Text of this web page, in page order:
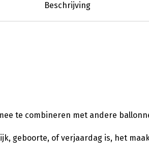
Beschrijving
te combineren met andere
geboorte, of verjaardag is, het